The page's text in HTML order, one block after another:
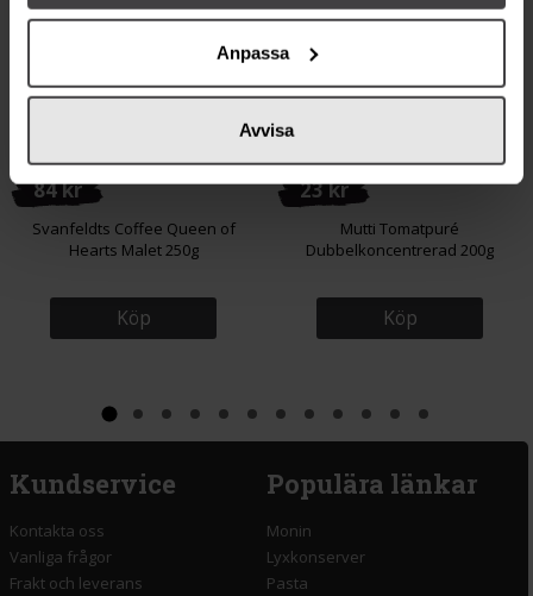
Anpassa
Avvisa
84 kr
Svanfeldts Coffee Queen of
Hearts Malet 250g
Köp
23 kr
Mutti Tomatpuré
Dubbelkoncentrerad 200g
Köp
Kundservice
Kontakta oss
Vanliga frågor
Frakt och leverans
Populära länkar
Monin
Lyxkonserver
Pasta